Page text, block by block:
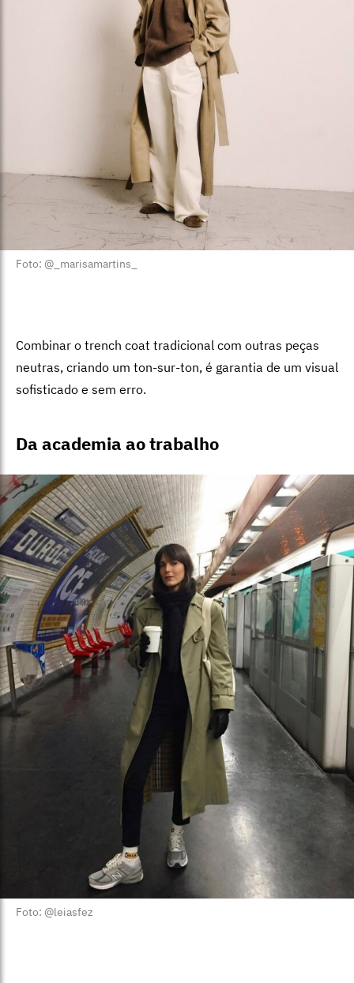
Foto: @_marisamartins_
Combinar o trench coat tradicional com outras peças
neutras, criando um ton-sur-ton, é garantia de um visual
sofisticado e sem erro.
Da academia ao trabalho
Foto: @leiasfez